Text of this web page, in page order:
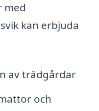
med
kan erbjuda
av trädgårdar
och